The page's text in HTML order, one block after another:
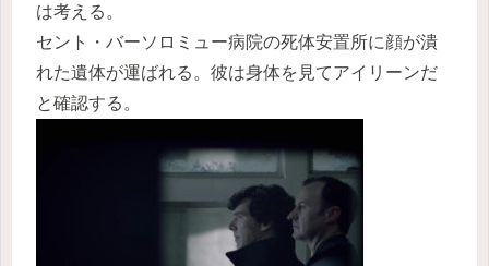
は考える。
セント・バーソロミュー病院の死体安置所に顔が潰
れた遺体が運ばれる。彼は身体を見てアイリーンだ
と確認する。